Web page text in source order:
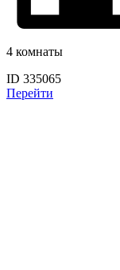
4 комнаты
ID 335065
Перейти